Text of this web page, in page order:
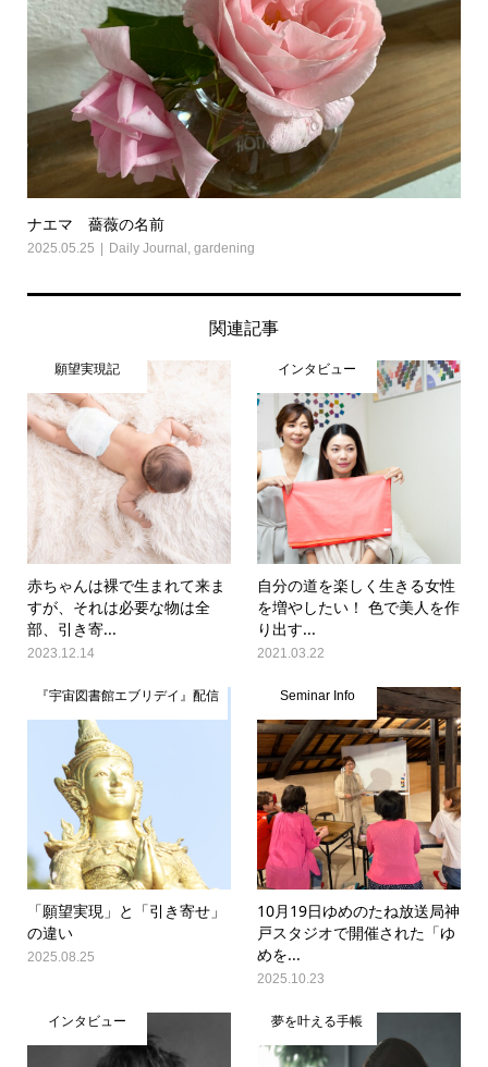
ナエマ 薔薇の名前
2025.05.25 Daily Journal, gardening
関連記事
願望実現記
赤ちゃんは裸で生まれて来ま
すが、それは必要な物は全
部、引き寄...
2023.12.14
インタビュー
自分の道を楽しく生きる女性
を増やしたい！ 色で美人を作
り出す...
2021.03.22
『宇宙図書館エブリデイ』配信
「願望実現」と「引き寄せ」
の違い
2025.08.25
Seminar Info
10月19日ゆめのたね放送局神
戸スタジオで開催された「ゆ
めを...
2025.10.23
インタビュー 夢を叶える手帳